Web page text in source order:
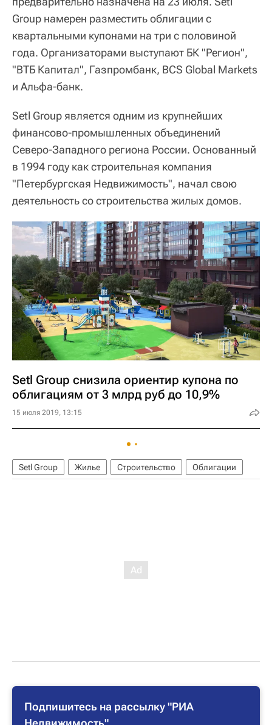
Group намерен разместить облигации с
квартальными купонами на три с половиной
года. Организаторами выступают БК "Регион",
"ВТБ Капитал", Газпромбанк, BCS Global Markets
и Альфа-банк.
Setl Group является одним из крупнейших
финансово-промышленных объединений
Северо-Западного региона России. Основанный
в 1994 году как строительная компания
"Петербургская Недвижимость", начал свою
деятельность со строительства жилых домов.
Setl Group снизила ориентир купона по
облигациям от 3 млрд руб до 10,9%
15 июля 2019, 13:15
Setl Group Жилье Строительство Облигации
Подпишитесь на рассылку "РИА